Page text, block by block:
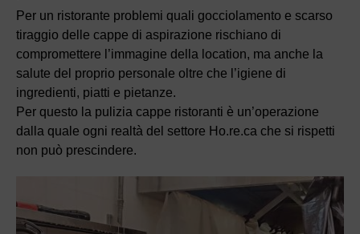
Per un ristorante problemi quali gocciolamento e scarso
tiraggio delle cappe di aspirazione rischiano di
compromettere l’immagine della location, ma anche la
salute del proprio personale oltre che l’igiene di
ingredienti, piatti e pietanze.
Per questo la pulizia cappe ristoranti è un’operazione
dalla quale ogni realtà del settore Ho.re.ca che si rispetti
non può prescindere.